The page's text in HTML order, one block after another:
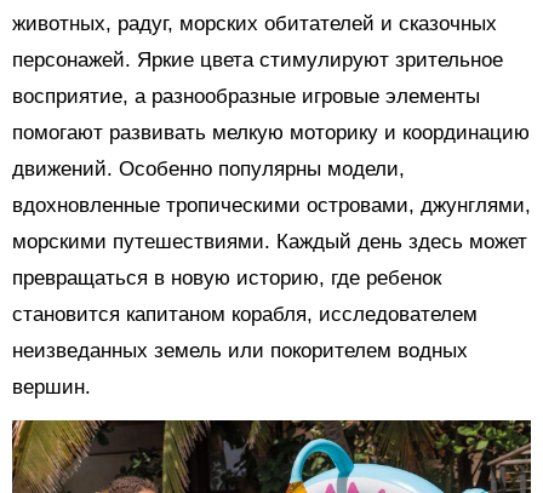
животных, радуг, морских обитателей и сказочных
персонажей. Яркие цвета стимулируют зрительное
восприятие, а разнообразные игровые элементы
помогают развивать мелкую моторику и координацию
движений. Особенно популярны модели,
вдохновленные тропическими островами, джунглями,
морскими путешествиями. Каждый день здесь может
превращаться в новую историю, где ребенок
становится капитаном корабля, исследователем
неизведанных земель или покорителем водных
вершин.